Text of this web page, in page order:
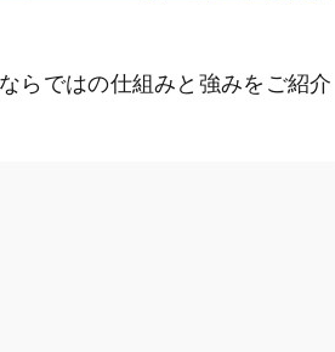
らではの仕組みと強みをご紹介